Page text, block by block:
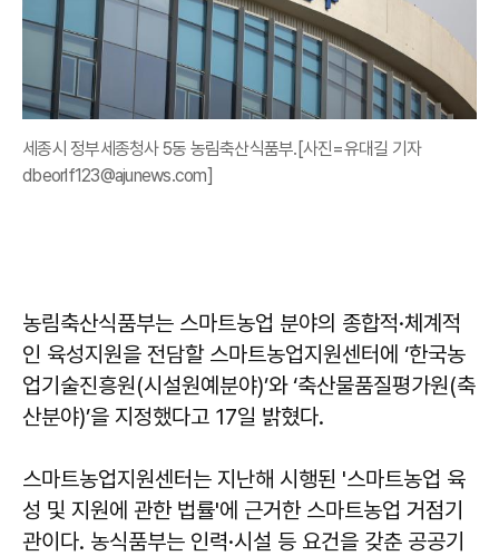
세종시 정부세종청사 5동 농림축산식품부.[사진=유대길 기자
dbeorlf123@ajunews.com]
농림축산식품부는 스마트농업 분야의 종합적·체계적
인 육성지원을 전담할 스마트농업지원센터에 ‘한국농
업기술진흥원(시설원예분야)’와 ‘축산물품질평가원(축
산분야)’을 지정했다고 17일 밝혔다.
스마트농업지원센터는 지난해 시행된 '스마트농업 육
성 및 지원에 관한 법률'에 근거한 스마트농업 거점기
관이다. 농식품부는 인력·시설 등 요건을 갖춘 공공기